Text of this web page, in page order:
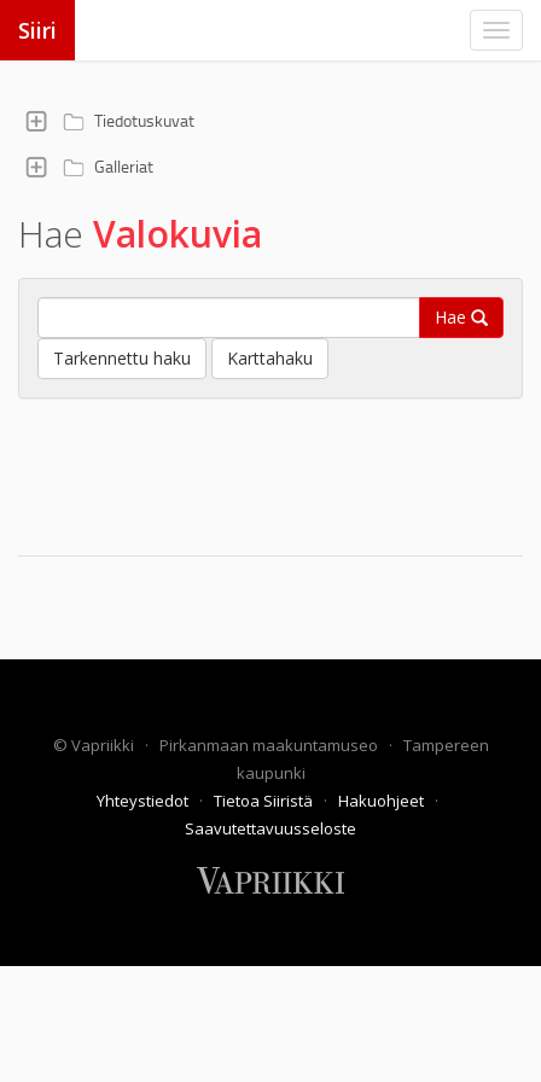
Siiri
Tiedotuskuvat
Galleriat
Hae Valokuvia
Hae
Tarkennettu haku
Karttahaku
© Vapriikki · Pirkanmaan maakuntamuseo · Tampereen
kaupunki
Yhteystiedot · Tietoa Siiristä · Hakuohjeet ·
Saavutettavuusseloste